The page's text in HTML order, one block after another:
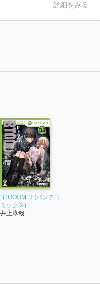
詳細をみる
BTOOOM! 3 (バンチコ
ミックス)
井上淳哉